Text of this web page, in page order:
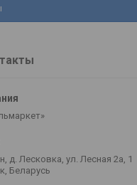
д. Лесковка, ул. Лесная 2а, 1
Беларусь